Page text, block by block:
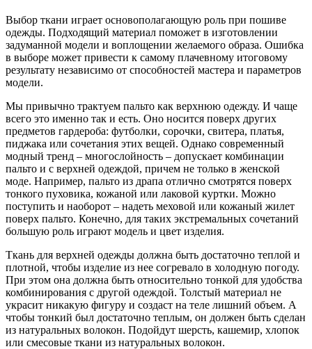
Выбор ткани играет основополагающую роль при пошиве
одежды. Подходящий материал поможет в изготовлении
задуманной модели и воплощении желаемого образа. Ошибка
в выборе может привести к самому плачевному итоговому
результату независимо от способностей мастера и параметров
модели.
Мы привычно трактуем пальто как верхнюю одежду. И чаще
всего это именно так и есть. Оно носится поверх других
предметов гардероба: футболки, сорочки, свитера, платья,
пиджака или сочетания этих вещей. Однако современный
модный тренд – многослойность – допускает комбинации
пальто и с верхней одеждой, причем не только в женской
моде. Например, пальто из драпа отлично смотрятся поверх
тонкого пуховика, кожаной или лаковой куртки. Можно
поступить и наоборот – надеть меховой или кожаный жилет
поверх пальто. Конечно, для таких экстремальных сочетаний
большую роль играют модель и цвет изделия.
Ткань для верхней одежды должна быть достаточно теплой и
плотной, чтобы изделие из нее согревало в холодную погоду.
При этом она должна быть относительно тонкой для удобства
комбинирования с другой одеждой. Толстый материал не
украсит никакую фигуру и создаст на теле лишний объем. А
чтобы тонкий был достаточно теплым, он должен быть сделан
из натуральных волокон. Подойдут шерсть, кашемир, хлопок
или смесовые ткани из натуральных волокон.